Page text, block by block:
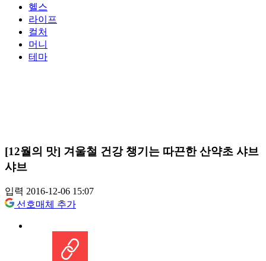
헬스
라이프
컬처
머니
테마
[12월의 맛] 겨울철 건강 챙기는 따끈한 산약초 샤브
샤브
입력 2016-12-06 15:07
선호매체 추가